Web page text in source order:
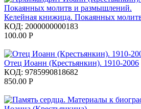
Келейная книжица. Покаянных
КОД: 2000000000183
100.00 Р
Отец Иоанн (Крестьянкин). 1910-2006
КОД: 9785990818682
850.00 Р